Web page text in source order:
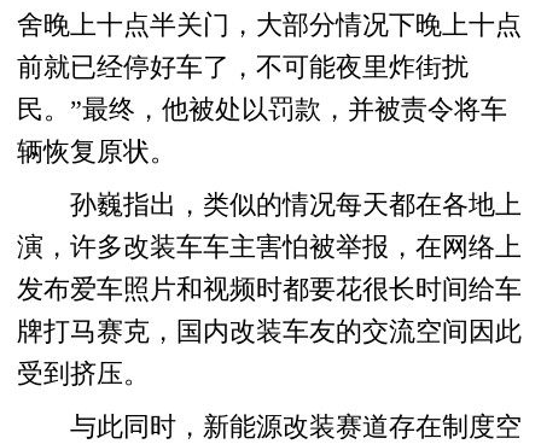
舍晚上十点半关门，大部分情况下晚上十点
前就已经停好车了，不可能夜里炸街扰
民。”最终，他被处以罚款，并被责令将车
辆恢复原状。
孙巍指出，类似的情况每天都在各地上
演，许多改装车车主害怕被举报，在网络上
发布爱车照片和视频时都要花很长时间给车
牌打马赛克，国内改装车友的交流空间因此
受到挤压。
与此同时，新能源改装赛道存在制度空